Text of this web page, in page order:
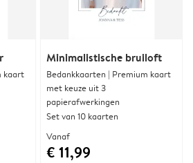
kaart
Minimalistische bruiloft
Bedankkaarten | Premium kaart
met keuze uit 3
papierafwerkingen
Set van 10 kaarten
Vanaf
€ 11,99